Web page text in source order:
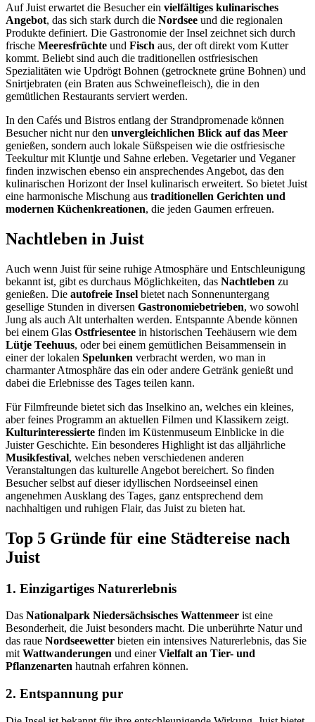
Auf Juist erwartet die Besucher ein vielfältiges kulinarisches
Angebot, das sich stark durch die Nordsee und die regionalen
Produkte definiert. Die Gastronomie der Insel zeichnet sich durch
frische Meeresfrüchte und Fisch aus, der oft direkt vom Kutter
kommt. Beliebt sind auch die traditionellen ostfriesischen
Spezialitäten wie Updrögt Bohnen (getrocknete grüne Bohnen) und
Snirtjebraten (ein Braten aus Schweinefleisch), die in den
gemütlichen Restaurants serviert werden.
In den Cafés und Bistros entlang der Strandpromenade können
Besucher nicht nur den unvergleichlichen Blick auf das Meer
genießen, sondern auch lokale Süßspeisen wie die ostfriesische
Teekultur mit Kluntje und Sahne erleben. Vegetarier und Veganer
finden inzwischen ebenso ein ansprechendes Angebot, das den
kulinarischen Horizont der Insel kulinarisch erweitert. So bietet Juist
eine harmonische Mischung aus traditionellen Gerichten und
modernen Küchenkreationen, die jeden Gaumen erfreuen.
Nachtleben in Juist
Auch wenn Juist für seine ruhige Atmosphäre und Entschleunigung
bekannt ist, gibt es durchaus Möglichkeiten, das Nachtleben zu
genießen. Die autofreie Insel bietet nach Sonnenuntergang
gesellige Stunden in diversen Gastronomiebetrieben, wo sowohl
Jung als auch Alt unterhalten werden. Entspannte Abende können
bei einem Glas Ostfriesentee in historischen Teehäusern wie dem
Lütje Teehuus, oder bei einem gemütlichen Beisammensein in
einer der lokalen Spelunken verbracht werden, wo man in
charmanter Atmosphäre das ein oder andere Getränk genießt und
dabei die Erlebnisse des Tages teilen kann.
Für Filmfreunde bietet sich das Inselkino an, welches ein kleines,
aber feines Programm an aktuellen Filmen und Klassikern zeigt.
Kulturinteressierte finden im Küstenmuseum Einblicke in die
Juister Geschichte. Ein besonderes Highlight ist das alljährliche
Musikfestival, welches neben verschiedenen anderen
Veranstaltungen das kulturelle Angebot bereichert. So finden
Besucher selbst auf dieser idyllischen Nordseeinsel einen
angenehmen Ausklang des Tages, ganz entsprechend dem
nachhaltigen und ruhigen Flair, das Juist zu bieten hat.
Top 5 Gründe für eine Städtereise nach
Juist
1. Einzigartiges Naturerlebnis
Das Nationalpark Niedersächsisches Wattenmeer ist eine
Besonderheit, die Juist besonders macht. Die unberührte Natur und
das raue Nordseewetter bieten ein intensives Naturerlebnis, das Sie
mit Wattwanderungen und einerVielfalt an Tier- und
Pflanzenarten hautnah erfahren können.
2. Entspannung pur